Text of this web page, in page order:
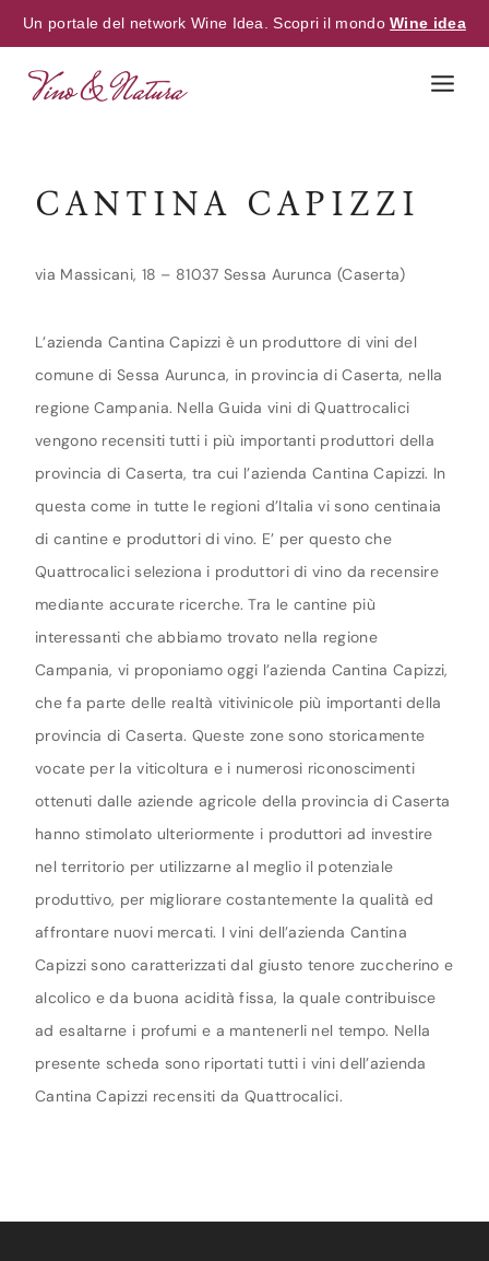
Un portale del network Wine Idea. Scopri il mondoWine idea
CANTINA CAPIZZI
via Massicani, 18 – 81037 Sessa Aurunca (Caserta)
L’azienda Cantina Capizzi è un produttore di vini del
comune di Sessa Aurunca, in provincia di Caserta, nella
regione Campania. Nella Guida vini di Quattrocalici
vengono recensiti tutti i più importanti produttori della
provincia di Caserta, tra cui l’azienda Cantina Capizzi. In
questa come in tutte le regioni d’Italia vi sono centinaia
di cantine e produttori di vino. E’ per questo che
Quattrocalici seleziona i produttori di vino da recensire
mediante accurate ricerche. Tra le cantine più
interessanti che abbiamo trovato nella regione
Campania, vi proponiamo oggi l’azienda Cantina Capizzi,
che fa parte delle realtà vitivinicole più importanti della
provincia di Caserta. Queste zone sono storicamente
vocate per la viticoltura e i numerosi riconoscimenti
ottenuti dalle aziende agricole della provincia di Caserta
hanno stimolato ulteriormente i produttori ad investire
nel territorio per utilizzarne al meglio il potenziale
produttivo, per migliorare costantemente la qualità ed
affrontare nuovi mercati. I vini dell’azienda Cantina
Capizzi sono caratterizzati dal giusto tenore zuccherino e
alcolico e da buona acidità fissa, la quale contribuisce
ad esaltarne i profumi e a mantenerli nel tempo. Nella
presente scheda sono riportati tutti i vini dell’azienda
Cantina Capizzi recensiti da Quattrocalici.